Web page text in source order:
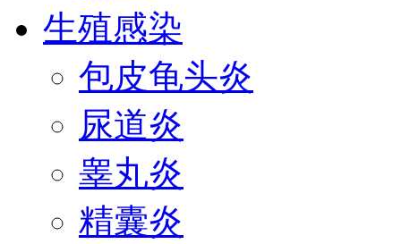
生殖感染
包皮龟头炎
尿道炎
睾丸炎
精囊炎